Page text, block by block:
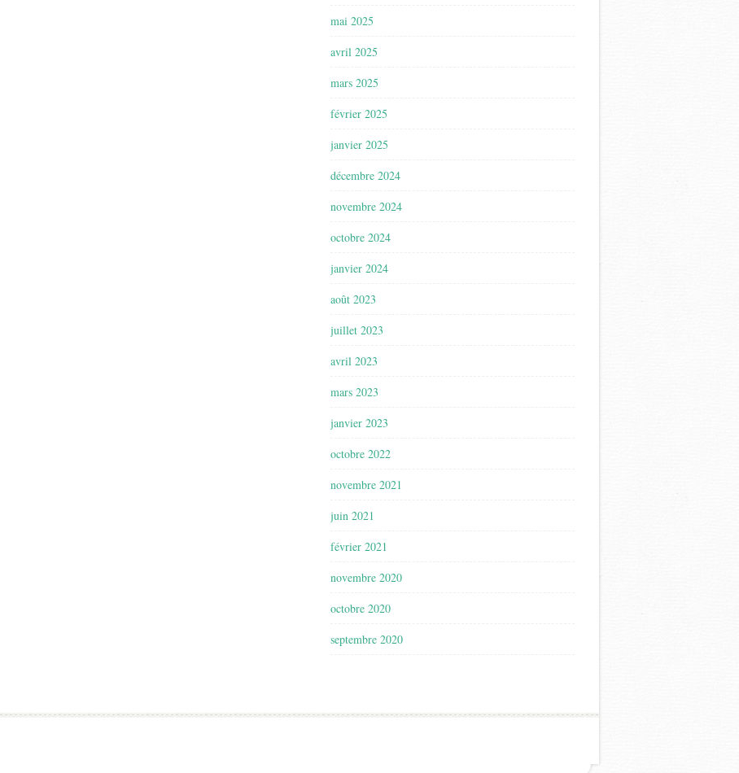
mai 2025
avril 2025
mars 2025
février 2025
janvier 2025
décembre 2024
novembre 2024
octobre 2024
janvier 2024
août 2023
juillet 2023
avril 2023
mars 2023
janvier 2023
octobre 2022
novembre 2021
juin 2021
février 2021
novembre 2020
octobre 2020
septembre 2020